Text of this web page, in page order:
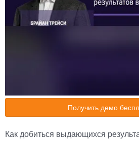
Получить демо
Как добиться выдающихся